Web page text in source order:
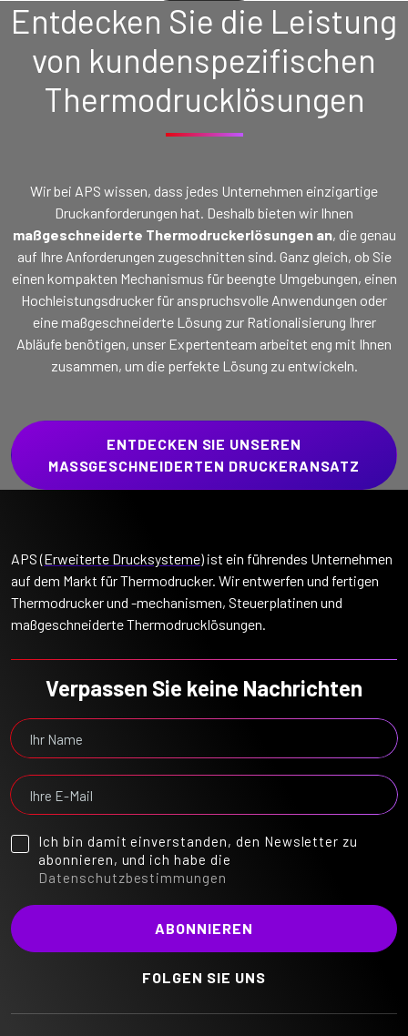
Entdecken Sie die Leistung
von kundenspezifischen
Thermodrucklösungen
Wir bei APS wissen, dass jedes Unternehmen einzigartige
Druckanforderungen hat. Deshalb bieten wir Ihnen
maßgeschneiderte Thermodruckerlösungen an, die genau
auf Ihre Anforderungen zugeschnitten sind. Ganz gleich, ob Sie
einen kompakten Mechanismus für beengte Umgebungen, einen
Hochleistungsdrucker für anspruchsvolle Anwendungen oder
eine maßgeschneiderte Lösung zur Rationalisierung Ihrer
Abläufe benötigen, unser Expertenteam arbeitet eng mit Ihnen
zusammen, um die perfekte Lösung zu entwickeln.
ENTDECKEN SIE UNSEREN
MASSGESCHNEIDERTEN DRUCKERANSATZ
APS (Erweiterte Drucksysteme) ist ein führendes Unternehmen
auf dem Markt für Thermodrucker. Wir entwerfen und fertigen
Thermodrucker und -mechanismen, Steuerplatinen und
maßgeschneiderte Thermodrucklösungen.
Verpassen Sie keine Nachrichten
Ich bin damit einverstanden, den Newsletter zu
abonnieren, und ich habe die
Datenschutzbestimmungen
FOLGEN SIE UNS